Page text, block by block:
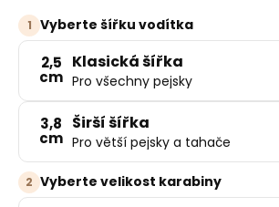
1 Vyberte šířku vodítka
2,5
cm
Klasická šířka
Pro všechny pejsky
3,8
cm
Širší šířka
Pro větší pejsky a tahače
2 Vyberte velikost karabiny
e
m